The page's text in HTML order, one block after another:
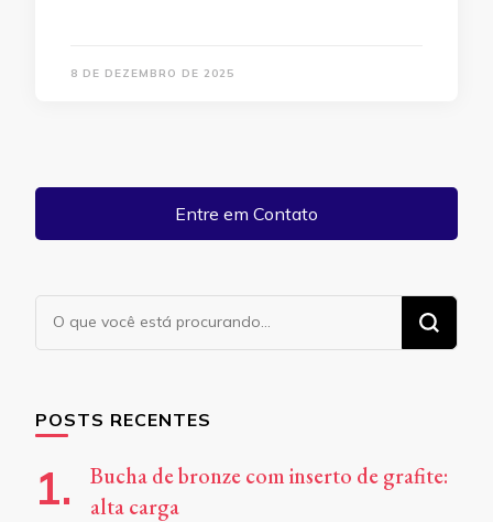
8 DE DEZEMBRO DE 2025
Entre em Contato
Procurando
POSTS RECENTES
Bucha de bronze com inserto de grafite:
alta carga